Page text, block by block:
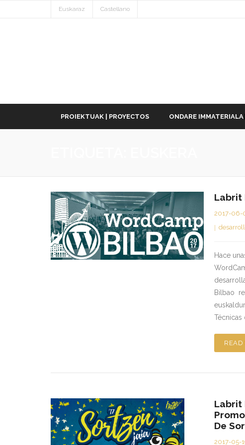
Euskaraz Castellano
PROIEKTUAK | PROYECTOS ONDARE
Labrit
2017-06-
Hace
Bilbao
Técnicas
READ
Labrit
De
2017-05-